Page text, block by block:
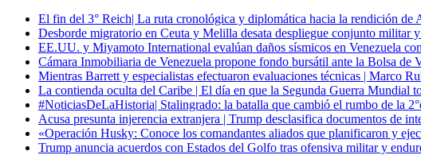
El fin del 3° Reich| La ruta cronológica y diplomática hacia la rendición de
Desborde migratorio en Ceuta y Melilla desata despliegue conjunto militar
EE.UU. y Miyamoto International evalúan daños sísmicos en Venezuela
Cámara Inmobiliaria de Venezuela propone fondo bursátil ante la Bolsa de
Mientras Barrett y especialistas efectuaron evaluaciones técnicas | Marco
La contienda oculta del Caribe | El día en que la Segunda Guerra Mundial
#NoticiasDeLaHistoria| Stalingrado: la batalla que cambió el rumbo de la
Acusa presunta injerencia extranjera | Trump desclasifica documentos de
«Operación Husky: Conoce los comandantes aliados que planificaron y
Trump anuncia acuerdos con Estados del Golfo tras ofensiva militar y